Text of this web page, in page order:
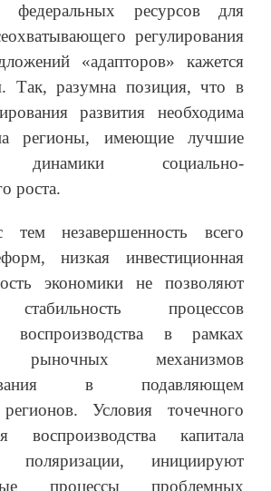
федеральных ресурсов для
регулирования
«адапторов» кажется
Так, разумна позиция, что в
развития необходима
регионы, имеющие лучшие
динамики социально-
роста.
тем незавершенность всего
низкая инвестиционная
экономики не позволяют
стабильность процессов
воспроизводства в рамках
рыночных механизмов
в подавляющем
Условия точечного
воспроизводства капитала
инициируют
процессы проблемных